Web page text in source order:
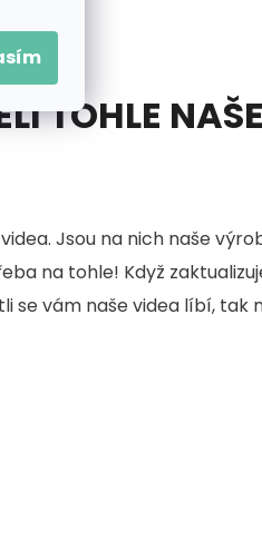
TOHLE NAŠE
Jsou na nich naše
na tohle! Když
se vám naše videa líbí, tak